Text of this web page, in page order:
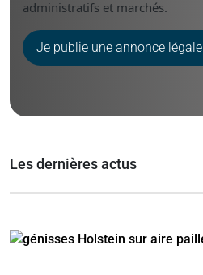
administratifs et marchés.
Je publie une annonce légale
Les dernières actus